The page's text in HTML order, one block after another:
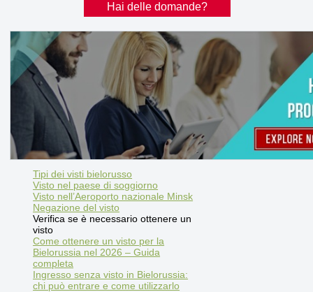
Hai delle domande?
Tipi dei visti bielorusso
Visto nel paese di soggiorno
Visto nell’Aeroporto nazionale Minsk
Negazione del visto
Verifica se è necessario ottenere un
visto
Come ottenere un visto per la
Bielorussia nel 2026 – Guida
completa
Ingresso senza visto in Bielorussia:
chi può entrare e come utilizzarlo